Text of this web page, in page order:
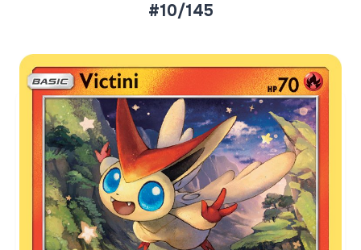
#10/145
Aktueller Marktpreis
€1,26
Reverse Holo